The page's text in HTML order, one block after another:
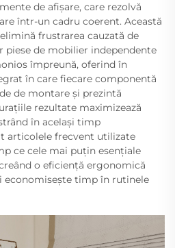
de afișare, care rezolvă
într-un cadru coerent. Această
frustrarea cauzată de
de mobilier independente
împreună, oferind în
în care fiecare componentă
de montare și prezintă
rezultate maximizează
în același timp
articolele frecvent utilizate
ce cele mai puțin esențiale
o eficiență ergonomică
economisește timp în rutinele